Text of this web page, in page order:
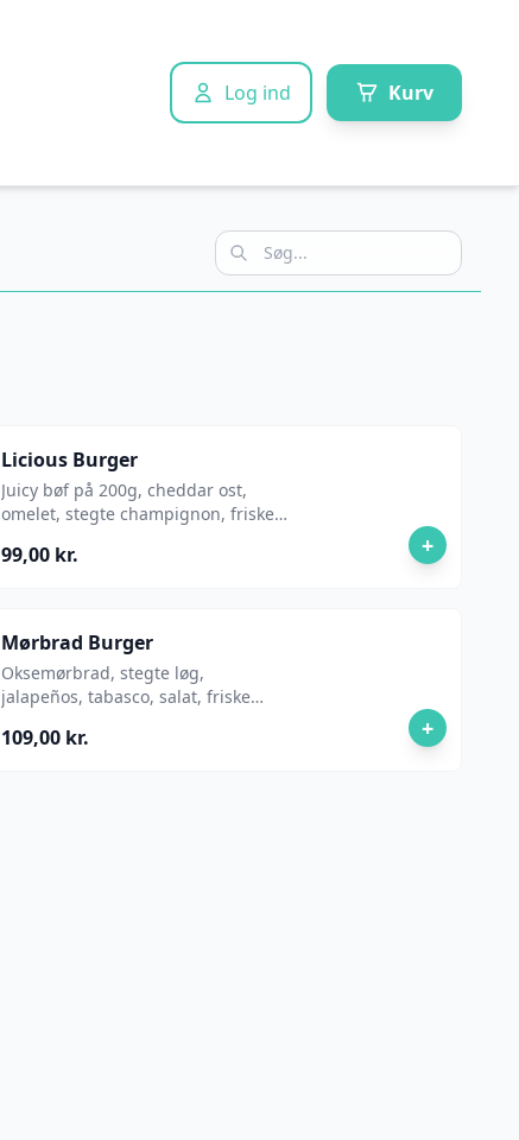
Log ind Kurv
Licious Burger
Juicy bøf på 200g, cheddar ost,
omelet, stegte champignon, friske
99,00 kr. +
Mørbrad Burger
Oksemørbrad, stegte løg,
jalapeños, tabasco, salat, friske
109,00 kr. +